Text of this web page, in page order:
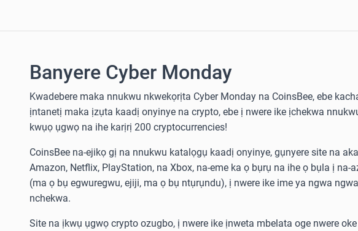
Banyere Cyber Monday
Kwadebere maka nnukwu nkwekọrịta Cyber Monday na CoinsBee, ebe
ịntanetị maka ịzụta kaadị onyinye na crypto, ebe ị nwere ike ịchekwa
kwụọ ụgwọ na ihe karịrị 200 cryptocurrencies!
CoinsBee na-ejikọ gị na nnukwu katalọgụ kaadị onyinye, gụnyere site na
Amazon, Netflix, PlayStation, na Xbox, na-eme ka ọ bụrụ na ihe ọ bụla ị na-
(ma ọ bụ egwuregwu, ejiji, ma ọ bụ ntụrụndu), ị nwere ike ime ya ngwa
nchekwa.
Site na ịkwụ ụgwọ crypto ozugbo, ị nwere ike ịnweta mbelata oge nwere